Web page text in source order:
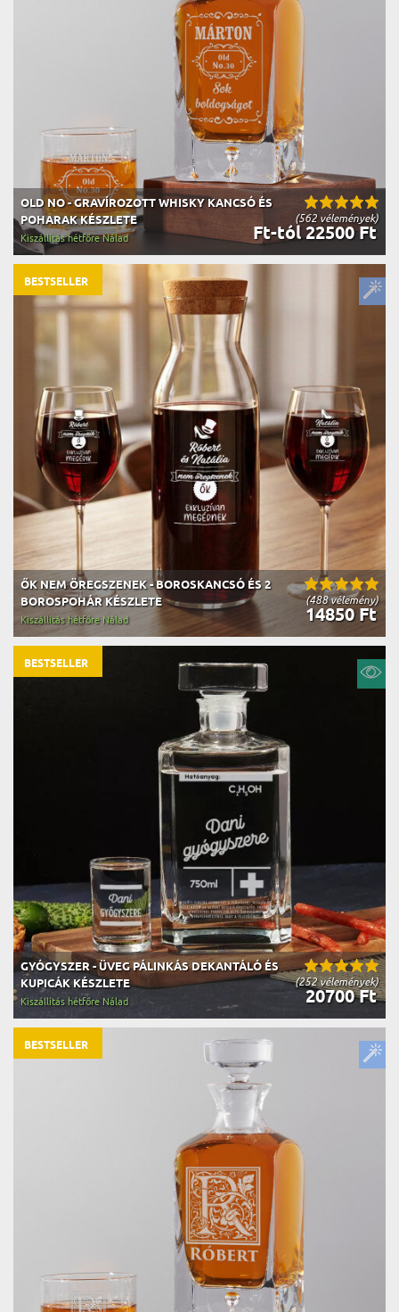
(562 vélemények)
OLD NO - GRAVÍROZOTT WHISKY KANCSÓ ÉS
POHARAK KÉSZLETE
Ft-tól 22500 Ft
Kiszállítás hétfőre Nálad
(488 vélemény)
ŐK NEM ÖREGSZENEK - BOROSKANCSÓ ÉS 2
BOROSPOHÁR KÉSZLETE
14850 Ft
Kiszállítás hétfőre Nálad
BESTSELLER
(252 vélemények)
GYÓGYSZER - ÜVEG PÁLINKÁS DEKANTÁLÓ ÉS
KUPICÁK KÉSZLETE
20700 Ft
Kiszállítás hétfőre Nálad
BESTSELLER
BESTSELLER